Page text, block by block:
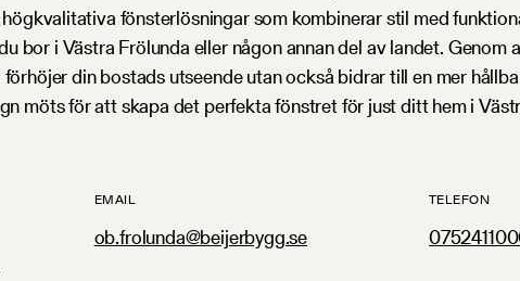
fönsterlösningar som kombinerar stil med
bor i Västra Frölunda eller någon annan del av landet.
din bostads utseende utan också bidrar till en mer
möts för att skapa det perfekta fönstret för just ditt hem i
EMAIL
ob.frolunda@beijerbygg.se
TELEFON